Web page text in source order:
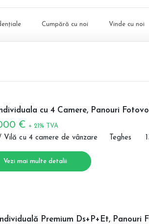
Cumpără cu noi Vinde cu noi
cu 4 Camere, Panouri
€ + 21% TVA
Vilă cu 4 camere de vânzare Teghes
Vezi mai multe detalii
Premium Ds+P+Et, Panouri